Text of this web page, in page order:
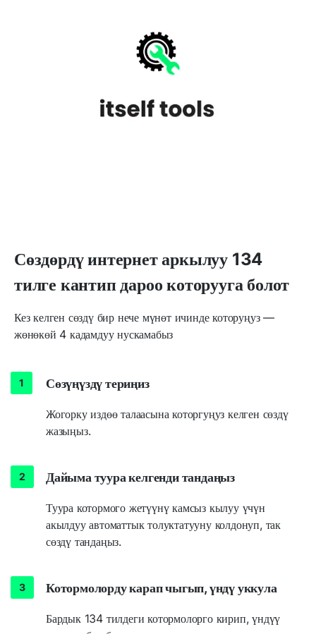
Сөздөрдү интернет аркылуу 134
тилге кантип дароо которууга болот
Кез келген сөздү бир нече мүнөт ичинде которуңуз —
жөнөкөй 4 кадамдуу нускамабыз
Сөзүңүздү териңиз
Жогорку издөө талаасына которгуңуз келген сөздү
жазыңыз.
Дайыма туура келгенди тандаңыз
Туура котормого жетүүнү камсыз кылуу үчүн
акылдуу автоматтык толуктатууну колдонуп, так
сөздү тандаңыз.
Котормолорду карап чыгып, үндү уккула
Бардык 134 тилдеги котормолорго кирип, үндүү